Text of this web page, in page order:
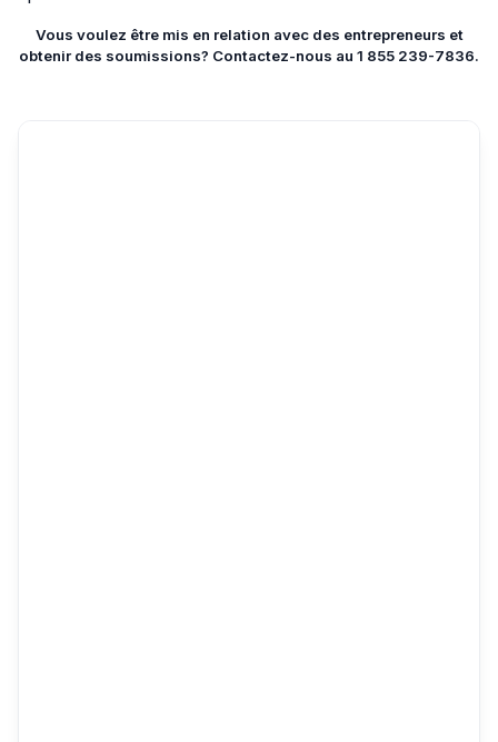
Vous voulez être mis en relation avec des entrepreneurs et
obtenir des soumissions? Contactez-nous au 1 855 239-7836.